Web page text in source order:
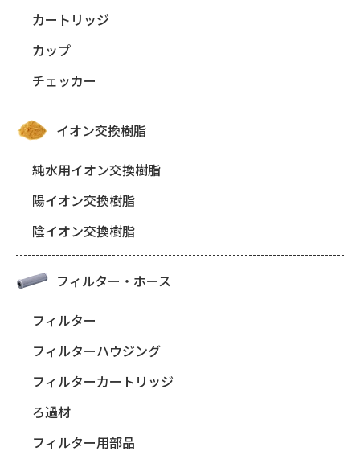
カートリッジ
カップ
チェッカー
イオン交換樹脂
純水用イオン交換樹脂
陽イオン交換樹脂
陰イオン交換樹脂
フィルター・ホース
フィルター
フィルターハウジング
フィルターカートリッジ
ろ過材
フィルター用部品